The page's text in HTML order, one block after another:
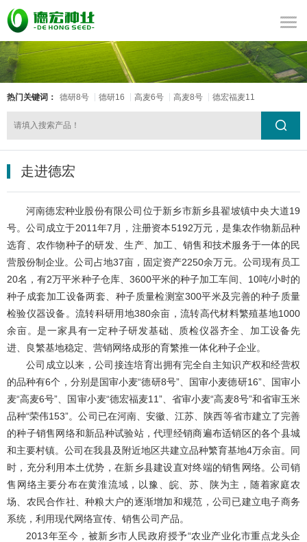
热门关键词： 德研8号 德研16 高麦6号 高麦8号 德宏福麦11
走进德宏
河南德宏种业股份有限公司位于新乡市新乡县翟坡镇中央大道19
号。公司成立于2011年7月，注册资本5192万元，是集农作物新品种
选育、农作物种子的研发、生产、加工、销售和技术服务于一体的民
营股份制企业。公司占地37亩，固定资产2250余万元。公司现有员工
20名，有2万平米种子仓库、3600平米的种子加工车间、10吨/小时的
种子成套加工设备两套、种子质量检测室300平米及完善的种子质量
检验仪器设备。流转科研用地380余亩，流转高代材料繁殖基地1000
余亩。是一家具有一定种子研发基础、质检仪器齐全、加工设备先
进、良繁基地稳定、营销网络成形的育繁推一体化种子企业。
公司成立以来，公司接连培育出拥有完全自主知识产权和经营权
的品种有6个，分别是国审小麦“德研8号”、国审小麦德研16”、国审小
麦“高麦6号”、国审小麦“德宏福麦11”、省审小麦“高麦8号”和省审玉米
品种“荣伟153”。公司已在河南、安徽、江苏、陕西等省市建立了完善
的种子销售网络和新品种试验站，代理经销商遍布适销区的各个县城
和主要村镇。公司在我县及附近地区共建立品种繁育基地4万余亩。同
时，充分利用本土优势，在新乡县建设直对终端的销售网络。公司销
售网络主要分布在黄淮流域，以豫、皖、苏、陕为主，随着家庭农
场、农民合作社、种粮大户的逐渐增加和规范，公司已建立电子商务
系统，利用现代网络宣传、销售公司产品。
2013年至今，被新乡市人民政府授予“农业产业化市重点龙头企